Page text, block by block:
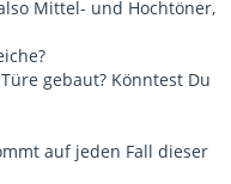
Mittel- und Hochtöner,
gebaut? Könntest Du
auf jeden Fall dieser